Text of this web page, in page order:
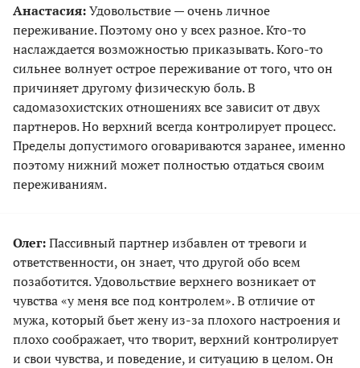
Анастасия:Удовольствие — очень личное
переживание. Поэтому оно у всех разное. Кто-то
наслаждается возможностью приказывать. Кого-то
сильнее волнует острое переживание от того, что он
причиняет другому физическую боль. В
садомазохистских отношениях все зависит от двух
партнеров. Но верхний всегда контролирует процесс.
Пределы допустимого оговариваются заранее, именно
поэтому нижний может полностью отдаться своим
переживаниям.
Олег:Пассивный партнер избавлен от тревоги и
ответственности, он знает, что другой обо всем
позаботится. Удовольствие верхнего возникает от
чувства «у меня все под контролем». В отличие от
мужа, который бьет жену из-за плохого настроения и
плохо соображает, что творит, верхний контролирует
и свои чувства, и поведение, и ситуацию в целом. Он